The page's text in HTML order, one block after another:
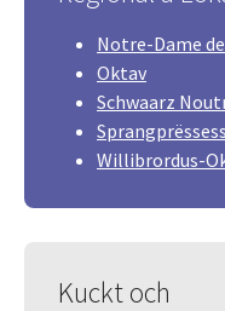
Notre-Dame
Oktav
Schwaarz
Willibrordus-
Kuckt och